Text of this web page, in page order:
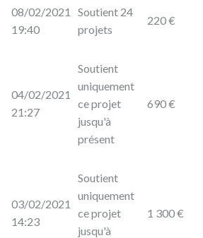
08/02/2021
19:40
Soutient 24
projets
220 €
04/02/2021
21:27
Soutient
uniquement
ce projet
jusqu'à
présent
690 €
03/02/2021
14:23
Soutient
uniquement
ce projet
jusqu'à
1 300 €